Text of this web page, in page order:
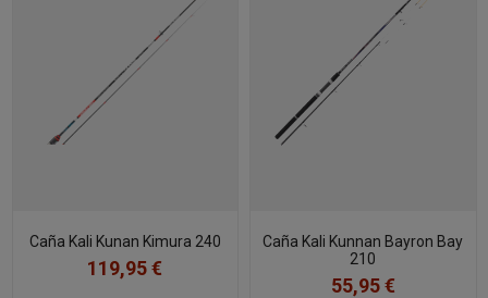
Caña Kali Kunan Kimura 240
119,95 €
Caña Kali Kunnan Bayron Bay
210
55,95 €